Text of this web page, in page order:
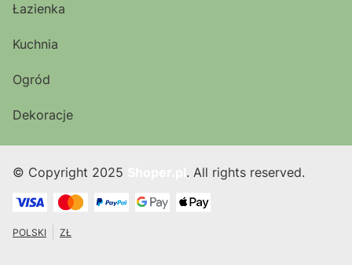
Łazienka
Kuchnia
Ogród
Dekoracje
© Copyright 2025 . All rights reserved.
POLSKI ZŁ